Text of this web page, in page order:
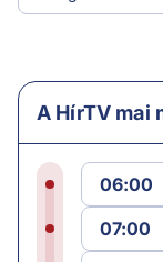
A HírTV mai
06:00
07:00